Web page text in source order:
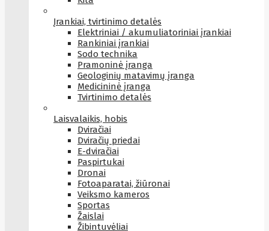
Įrankiai, tvirtinimo detalės
Elektriniai / akumuliatoriniai įrankiai
Rankiniai įrankiai
Sodo technika
Pramoninė įranga
Geologinių matavimų įranga
Medicininė įranga
Tvirtinimo detalės
Laisvalaikis, hobis
Dviračiai
Dviračių priedai
E-dviračiai
Paspirtukai
Dronai
Fotoaparatai, žiūronai
Veiksmo kameros
Sportas
Žaislai
Žibintuvėliai